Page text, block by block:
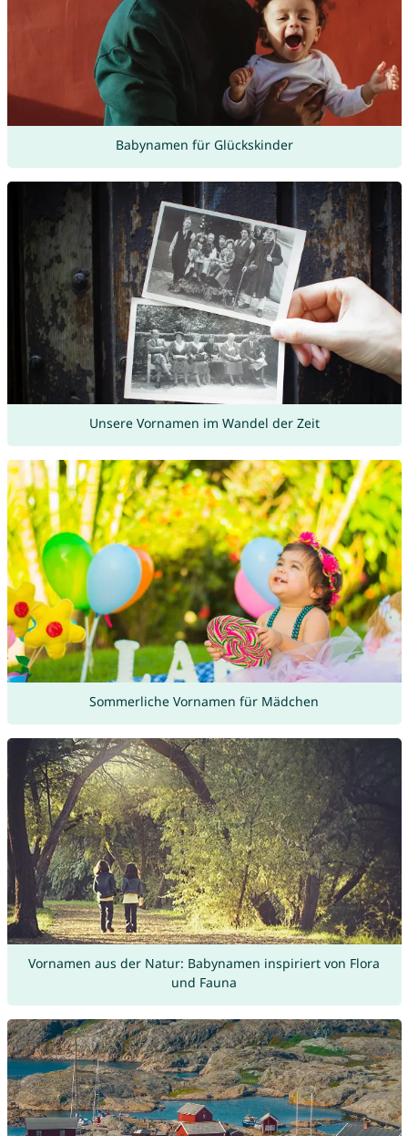
Babynamen für Glückskinder
Unsere Vornamen im Wandel der Zeit
Sommerliche Vornamen für Mädchen
Vornamen aus der Natur: Babynamen inspiriert von Flora
und Fauna